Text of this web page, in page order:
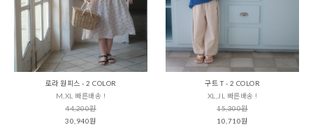
로라 원피스 - 2 COLOR
M,XL 빠른배송 !
44,200원
30,940원
구트 T - 2 COLOR
XL,JL 빠른배송 !
15,300원
10,710원